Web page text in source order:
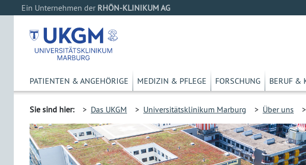
Ein Unternehmen der RHÖN-KLINIKUM AG
PATIENTEN & ANGEHÖRIGE MEDIZIN & PFLEGE FORSCHUNG BERUF &
Sie sind hier: > Das UKGM > Universitätsklinikum Marburg > Über uns >